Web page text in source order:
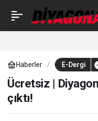
Haberler E-Dergi
Ücretsiz |
çıktı!
Diyagonal E-Dergi Nisan